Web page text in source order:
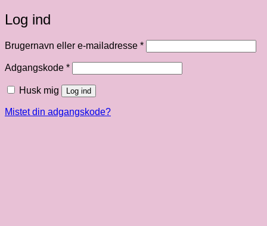
Log ind
Brugernavn eller e-mailadresse *Påkrævet
Adgangskode *Påkrævet
Husk mig Log ind
Mistet din adgangskode?